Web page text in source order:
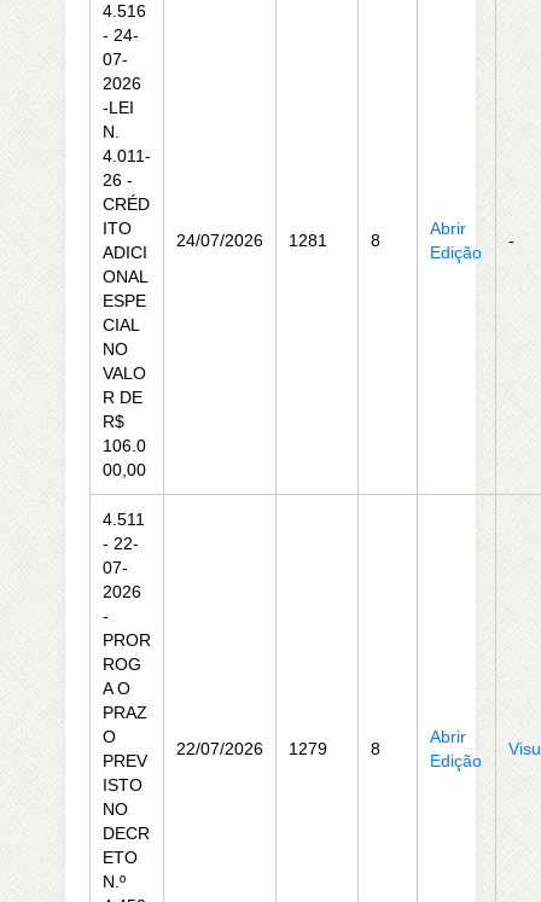
4.516
- 24-
07-
2026
-LEI
N.
4.011-
26 -
CRÉD
ITO
ADICI
ONAL
ESPE
CIAL
NO
VALO
R DE
R$
106.0
00,00
24/07/2026 1281 8
Abrir
Edição
-
4.511
- 22-
07-
2026
-
PROR
ROG
A O
PRAZ
O
PREV
ISTO
NO
DECR
ETO
N.º
22/07/2026 1279 8
Abrir
Edição